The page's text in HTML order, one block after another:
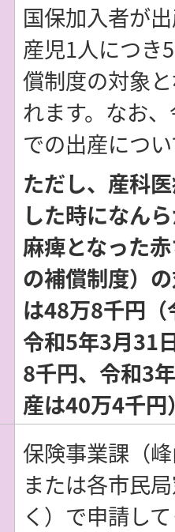
国保加入者が
産児1人につき
償制度の対象
れます。なお
での出産につ
ただし、産科
した時になん
麻痺となった
の補償制度）
は48万8千円
令和5年3月31
8千円、令和3
産は40万4千円
保険事業課（
または各市民
く）で申請し